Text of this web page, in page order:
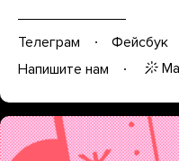
Телеграм Фейсбук
Напишите нам